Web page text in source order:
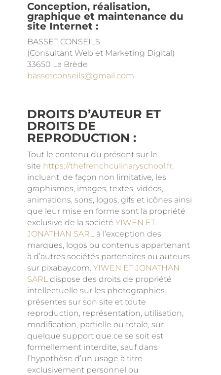
Conception, réalisation,
graphique et maintenance du
site Internet :
BASSET CONSEILS
(Consultant Web et Marketing Digital)
33650 La Brède
bassetconseils@gmail.com
DROITS D’AUTEUR ET
DROITS DE
REPRODUCTION :
Tout le contenu du présent sur le
site https://thefrenchculinaryschool.fr,
incluant, de façon non limitative, les
graphismes, images, textes, vidéos,
animations, sons, logos, gifs et icônes ainsi
que leur mise en forme sont la propriété
exclusive de la société YIWEN ET
JONATHAN SARLà l’exception des
marques, logos ou contenus appartenant
à d’autres sociétés partenaires ou auteurs
sur pixabay.com. YIWEN ET JONATHAN
SARLdispose des droits de propriété
intellectuelle sur les photographies
présentes sur son site et toute
reproduction, représentation, utilisation,
modification, partielle ou totale, sur
quelque support que ce se soit est
formellement interdite, sauf dans
l’hypothèse d’un usage à titre
exclusivement personnel ou